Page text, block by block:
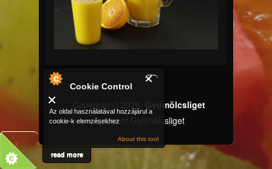
Cookie Control
Az oldal használatával hozzájárul a
cookie-k elemzésekhez
About this tool
read more
Copyright © 2026, Gyümölcsliget
Agragent Gyümölcsliget